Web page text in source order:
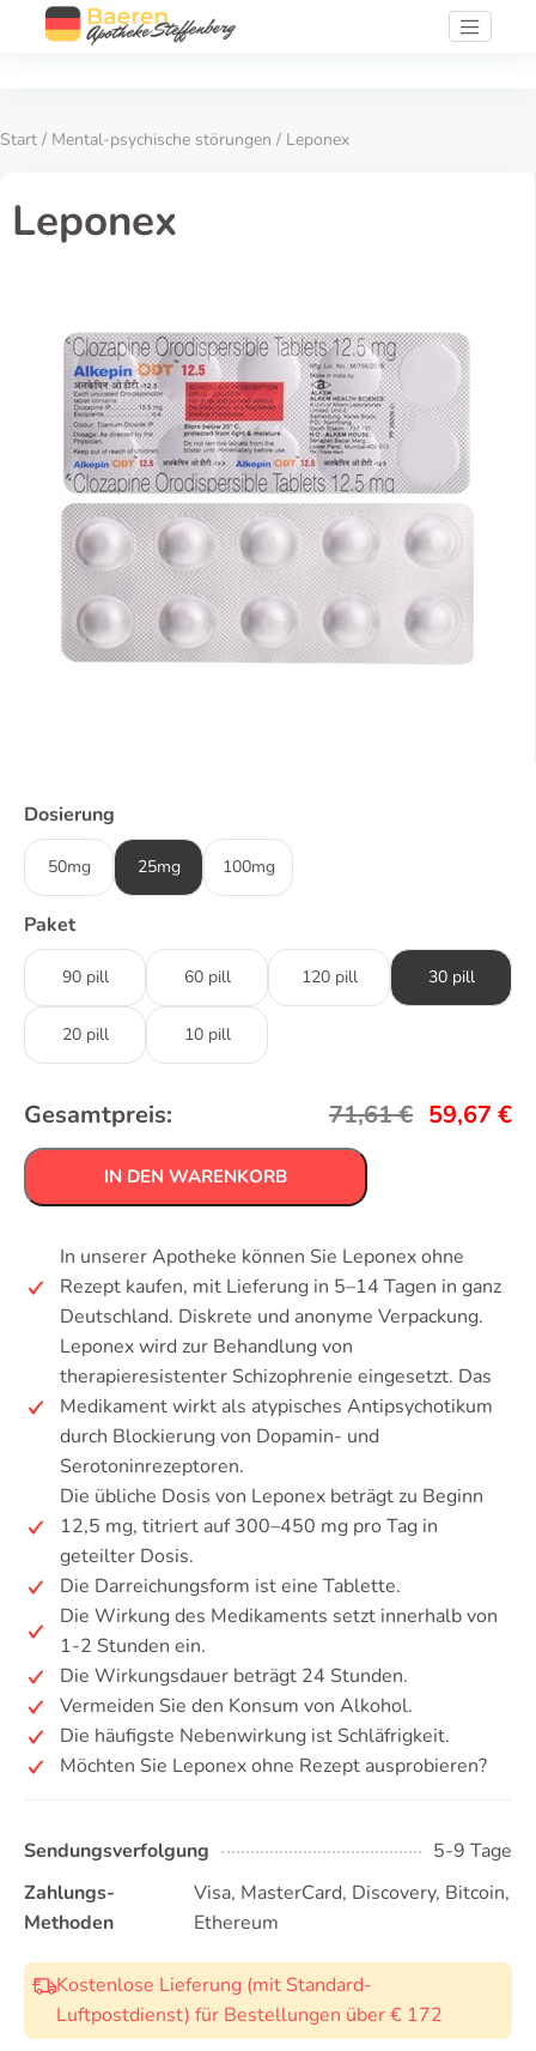
Start / Mental-psychische störungen / Leponex
Leponex
Dosierung
50mg 25mg 100mg
Paket
90 pill 60 pill 120 pill 30 pill
20 pill 10 pill
Gesamtpreis: 71,61€ 59,67 €
IN DEN WARENKORB
In unserer Apotheke können Sie Leponex ohne
Rezept kaufen, mit Lieferung in 5–14 Tagen in ganz
Deutschland. Diskrete und anonyme Verpackung.
Leponex wird zur Behandlung von
therapieresistenter Schizophrenie eingesetzt. Das
Medikament wirkt als atypisches Antipsychotikum
durch Blockierung von Dopamin- und
Serotoninrezeptoren.
Die übliche Dosis von Leponex beträgt zu Beginn
12,5 mg, titriert auf 300–450 mg pro Tag in
geteilter Dosis.
Die Darreichungsform ist eine Tablette.
Die Wirkung des Medikaments setzt innerhalb von
1-2 Stunden ein.
Die Wirkungsdauer beträgt 24 Stunden.
Vermeiden Sie den Konsum von Alkohol.
Die häufigste Nebenwirkung ist Schläfrigkeit.
Möchten Sie Leponex ohne Rezept ausprobieren?
Sendungsverfolgung
5-9 Tage
Zahlungs-
Methoden
Visa, MasterCard, Discovery, Bitcoin,
Ethereum
Kostenlose Lieferung (mit Standard-
Luftpostdienst) für Bestellungen über € 172